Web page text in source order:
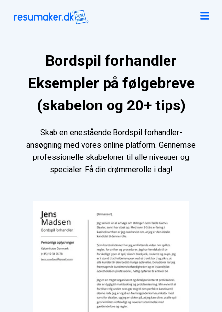
Bordspil forhandler
Eksempler på følgebreve
(skabelon og 20+ tips)
Skab en enestående Bordspil forhandler-
ansøgning med vores online platform. Gennemse
professionelle skabeloner til alle niveauer og
specialer. Få din drømmerolle i dag!